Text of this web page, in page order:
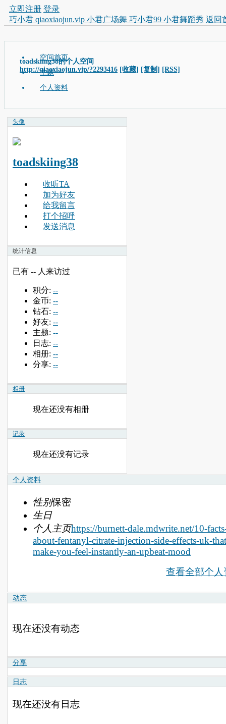
立即注册 登录
巧小君 qiaoxiaojun.vip 小君广场舞 巧小君99 小君舞蹈秀 返回
toadskiing38的个人空间
http://qiaoxiaojun.vip/?2293416 [收藏] [复制] [RSS]
空间首页
主题
个人资料
头像
toadskiing38
收听TA
加为好友
给我留言
打个招呼
发送消息
统计信息
已有 -- 人来访过
积分: --
金币: --
钻石: --
好友: --
主题: --
日志: --
相册: --
分享: --
相册
现在还没有相册
记录
现在还没有记录
个人资料
性别保密
生日
个人主页https://burnett-dale.mdwrite.net/10-
about-fentanyl-citrate-injection-side-effects-uk-
make-you-feel-instantly-an-upbeat-mood
查看全部个人
动态
现在还没有动态
分享
日志
现在还没有日志